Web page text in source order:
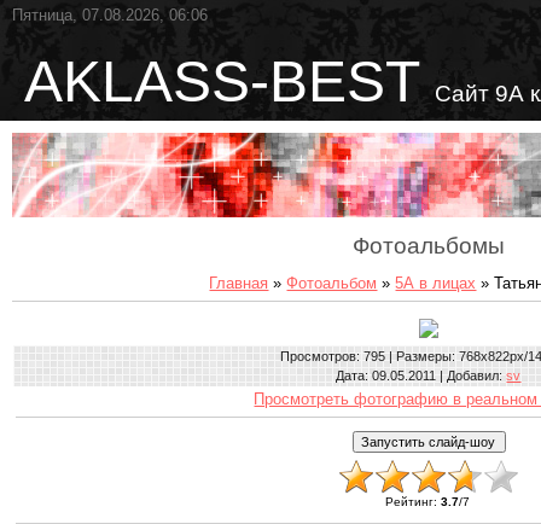
Пятница, 07.08.2026, 06:06
AKLASS-BEST Сайт 9А
Фотоальбомы
Главная »Фотоальбом »5А в лицах »
Просмотров: 795 | Размеры: 768x822px/
Дата: 09.05.2011 | Добавил:sv
Просмотреть фотографию в реальном
Рейтинг:3.7/7